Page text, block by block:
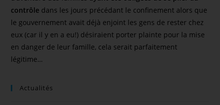
contrôle dans les jours précédant le confinement alors que
le gouvernement avait déjà enjoint les gens de rester chez
eux (car il y en a eu!) désiraient porter plainte pour la mise
en danger de leur famille, cela serait parfaitement
légitime…
Actualités